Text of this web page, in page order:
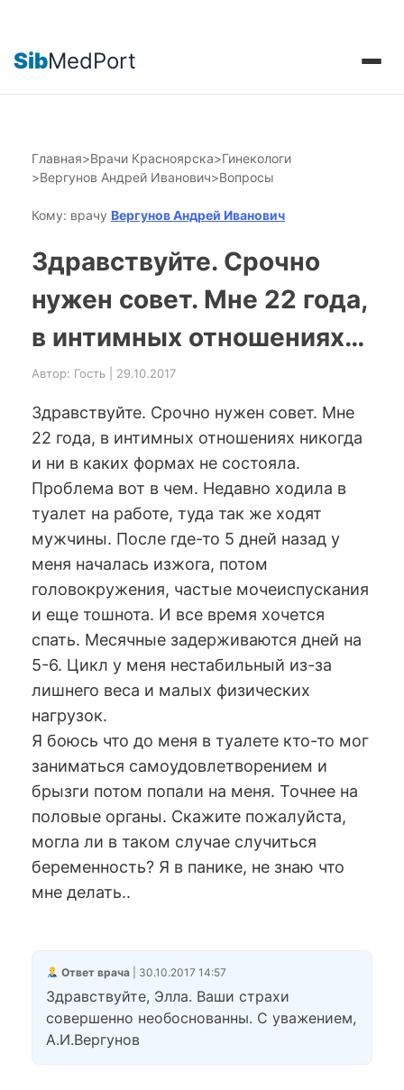
SibMedPort
Главная>Врачи Красноярска>Гинекологи
>Вергунов Андрей Иванович>Вопросы
Кому: врачу Вергунов Андрей Иванович
Здравствуйте. Срочно
нужен совет. Мне 22 года,
в интимных отношениях…
Автор: Гость | 29.10.2017
Здравствуйте. Срочно нужен совет. Мне
22 года, в интимных отношениях никогда
и ни в каких формах не состояла.
Проблема вот в чем. Недавно ходила в
туалет на работе, туда так же ходят
мужчины. После где-то 5 дней назад у
меня началась изжога, потом
головокружения, частые мочеиспускания
и еще тошнота. И все время хочется
спать. Месячные задерживаются дней на
5-6. Цикл у меня нестабильный из-за
лишнего веса и малых физических
нагрузок.
Я боюсь что до меня в туалете кто-то мог
заниматься самоудовлетворением и
брызги потом попали на меня. Точнее на
половые органы. Скажите пожалуйста,
могла ли в таком случае случиться
беременность? Я в панике, не знаю что
мне делать..
Ответ врача| 30.10.2017 14:57
Здравствуйте, Элла. Ваши страхи
совершенно необоснованны. С уважением,
А.И.Вергунов